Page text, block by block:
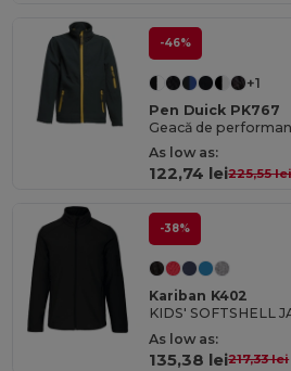
-46%
+1
Pen Duick PK767
As low as:
122,74 lei225,55
-38%
Kariban K402
KIDS' SOFTSHELL
As low as:
135,38 lei217,33 lei